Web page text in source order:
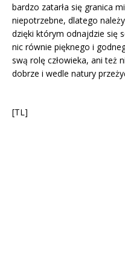
bardzo zatarła się granica
niepotrzebne, dlatego
dzięki którym odnajdzie się
nic równie pięknego i
swą rolę człowieka, ani też
dobrze i wedle natury
[TL]